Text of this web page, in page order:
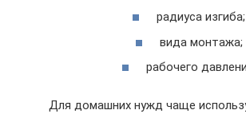
радиуса изгиба;
вида монтажа;
рабочего
Для домашних нужд чаще